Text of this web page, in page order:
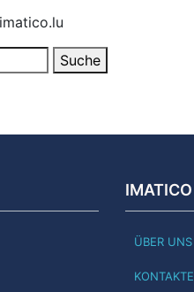
IMATICO
ÜBER UNS
KONTAKTE